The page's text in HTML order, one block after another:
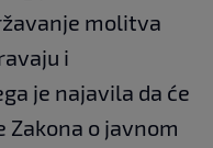
molitva
i
je najavila da će
o javnom